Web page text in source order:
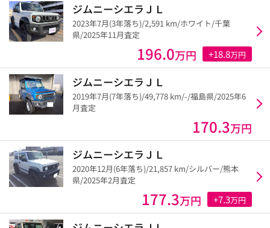
ジムニーシエラＪＬ
2023年7月(3年落ち)/2,591 km/ホワイト/千葉
県/2025年11月査定
196.0万円 +18.8万円
ジムニーシエラＪＬ
2019年7月(7年落ち)/49,778 km/-/福島県/2025年6
月査定
170.3万円
ジムニーシエラＪＬ
2020年12月(6年落ち)/21,857 km/シルバー/熊本
県/2025年2月査定
177.3万円 +7.3万円